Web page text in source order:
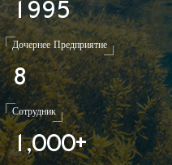
1 995
Дочернее Предприятие
8
Сотрудник
1 ,000+